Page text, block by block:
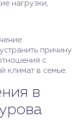
нагрузки,
причину
с
климат в семье.
в